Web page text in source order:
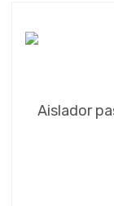
Aislador